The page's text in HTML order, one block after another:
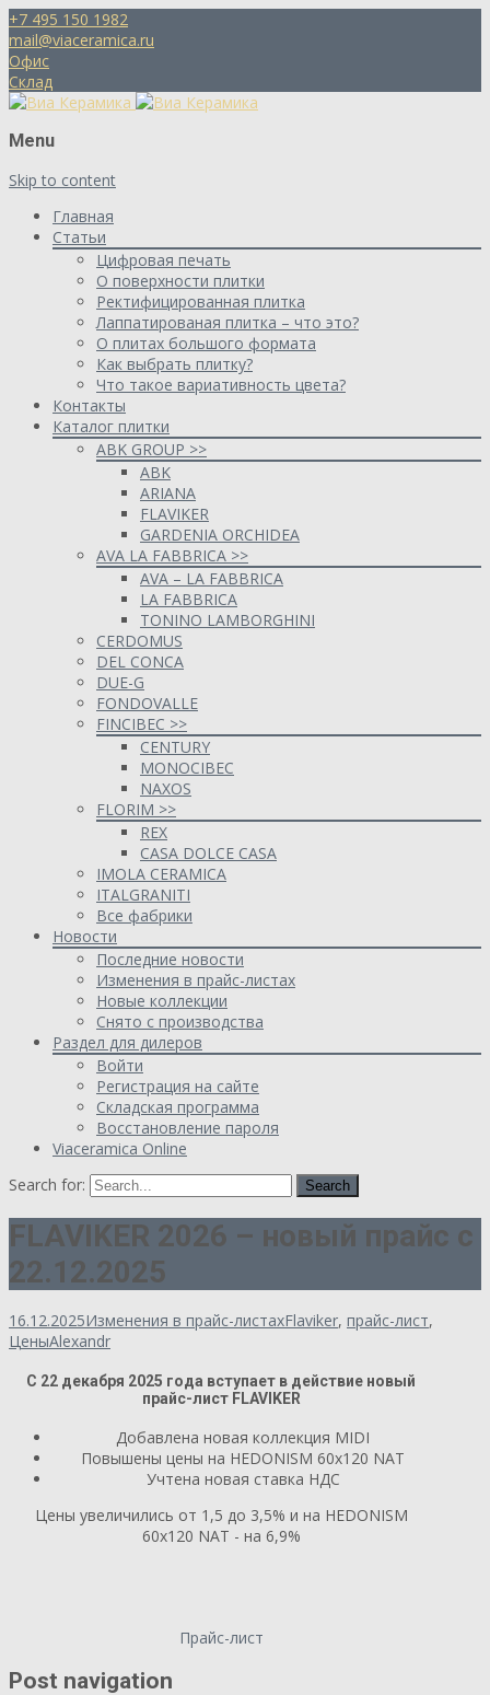
+7 495 150 1982
mail@viaceramica.ru
Офис
Склад
Menu
Skip to content
Главная
Статьи
Цифровая печать
О поверхности плитки
Ректифицированная плитка
Лаппатированая плитка – что это?
О плитах большого формата
Как выбрать плитку?
Что такое вариативность цвета?
Контакты
Каталог плитки
ABK GROUP >>
ABK
ARIANA
FLAVIKER
GARDENIA ORCHIDEA
AVA LA FABBRICA >>
AVA – LA FABBRICA
LA FABBRICA
TONINO LAMBORGHINI
CERDOMUS
DEL CONCA
DUE-G
FONDOVALLE
FINCIBEC >>
CENTURY
MONOCIBEC
NAXOS
FLORIM >>
REX
CASA DOLCE CASA
IMOLA CERAMICA
ITALGRANITI
Все фабрики
Новости
Последние новости
Изменения в прайс-листах
Новые коллекции
Снято с производства
Раздел для дилеров
Войти
Регистрация на сайте
Складская программа
Восстановление пароля
Viaceramica Online
Search for:
FLAVIKER 2026 – новый прайс с
22.12.2025
16.12.2025Изменения в прайс-листахFlaviker, прайс-лист,
ЦеныAlexandr
С 22 декабря 2025 года вступает в действие новый
прайс-лист FLAVIKER
Добавлена новая коллекция MIDI
Повышены цены на HEDONISM 60x120 NAT
Учтена новая ставка НДС
Цены увеличились от 1,5 до 3,5% и на HEDONISM
60x120 NAT - на 6,9%
Прайс-лист
Post navigation